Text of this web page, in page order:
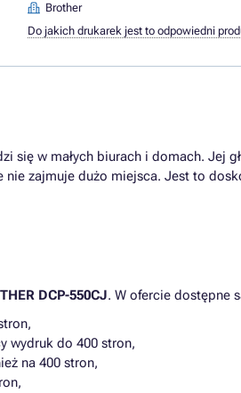
Brother
Do jakich drukarek jest to odpowiedni
się w małych biurach i domach. Jej
zajmuje dużo miejsca. Jest to
DCP-550CJ. W ofercie dostępne
wydruk do 400 stron,
na 400 stron,